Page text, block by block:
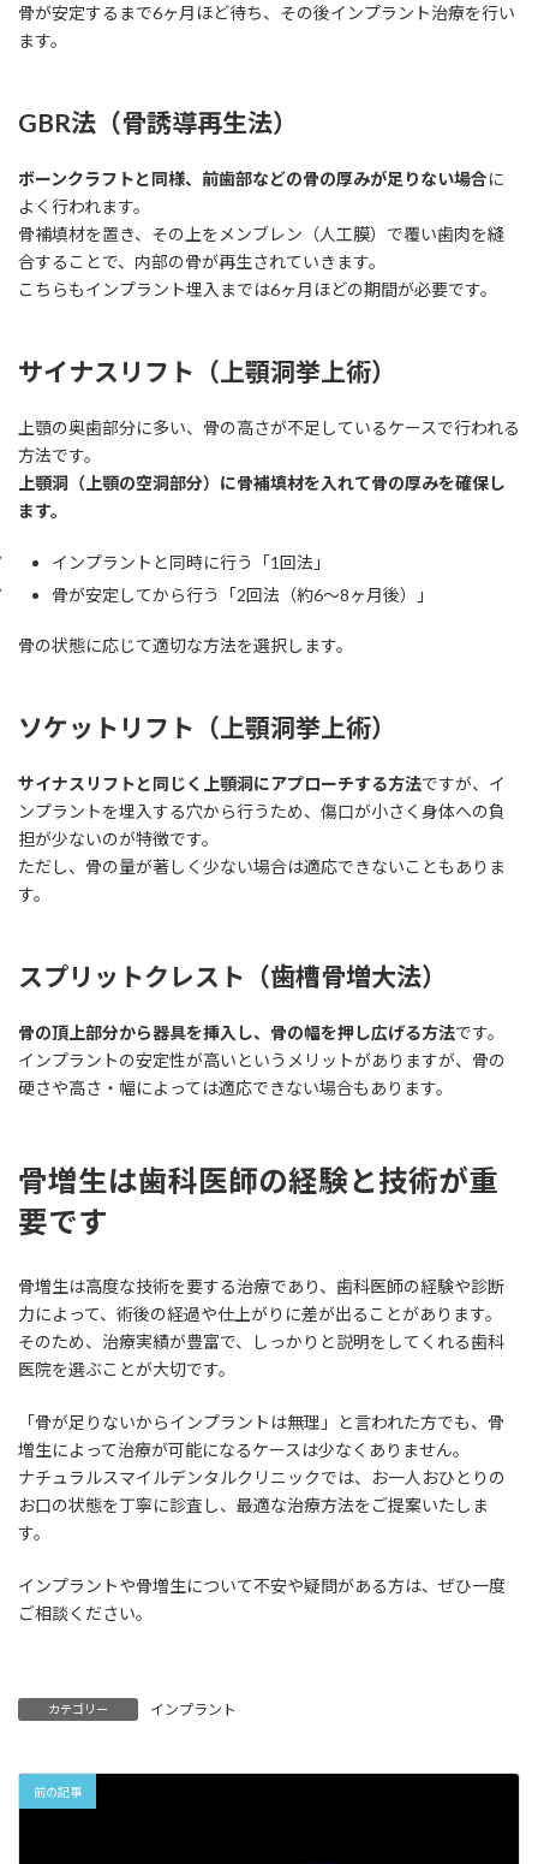
骨が安定するまで6ヶ月ほど待ち、その後インプラント治療を行い
ます。
GBR法（骨誘導再生法）
ボーンクラフトと同様、前歯部などの骨の厚みが足りない場合に
よく行われます。
骨補填材を置き、その上をメンブレン（人工膜）で覆い歯肉を縫
合することで、内部の骨が再生されていきます。
こちらもインプラント埋入までは6ヶ月ほどの期間が必要です。
サイナスリフト（上顎洞挙上術）
上顎の奥歯部分に多い、骨の高さが不足しているケースで行われる
方法です。
上顎洞（上顎の空洞部分）に骨補填材を入れて骨の厚みを確保し
ます。
インプラントと同時に行う「1回法」
骨が安定してから行う「2回法（約6〜8ヶ月後）」
骨の状態に応じて適切な方法を選択します。
ソケットリフト（上顎洞挙上術）
サイナスリフトと同じく上顎洞にアプローチする方法ですが、イ
ンプラントを埋入する穴から行うため、傷口が小さく身体への負
担が少ないのが特徴です。
ただし、骨の量が著しく少ない場合は適応できないこともありま
す。
スプリットクレスト（歯槽骨増大法）
骨の頂上部分から器具を挿入し、骨の幅を押し広げる方法です。
インプラントの安定性が高いというメリットがありますが、骨の
硬さや高さ・幅によっては適応できない場合もあります。
骨増生は歯科医師の経験と技術が重
要です
骨増生は高度な技術を要する治療であり、歯科医師の経験や診断
力によって、術後の経過や仕上がりに差が出ることがあります。
そのため、治療実績が豊富で、しっかりと説明をしてくれる歯科
医院を選ぶことが大切です。
「骨が足りないからインプラントは無理」と言われた方でも、骨
増生によって治療が可能になるケースは少なくありません。
ナチュラルスマイルデンタルクリニックでは、お一人おひとりの
お口の状態を丁寧に診査し、最適な治療方法をご提案いたしま
す。
インプラントや骨増生について不安や疑問がある方は、ぜひ一度
ご相談ください。
カテゴリー インプラント
前の記事